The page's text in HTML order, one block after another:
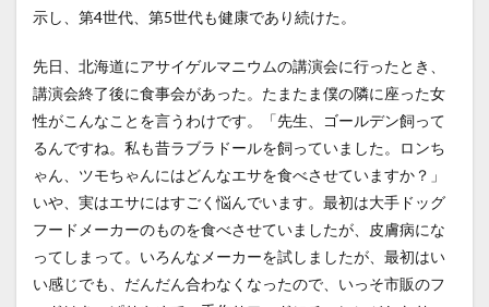
示し、第4世代、第5世代も健康であり続けた。
先日、北海道にアサイゲルマニウムの講演会に行ったとき、
講演会終了後に食事会があった。たまたま僕の隣に座った女
性がこんなことを言うわけです。「先生、ゴールデン飼って
るんですね。私も昔ラブラドールを飼っていました。ロンち
ゃん、ツモちゃんにはどんなエサを食べさせていますか？」
いや、実はエサにはすごく悩んでいます。最初は大手ドッグ
フードメーカーのものを食べさせていましたが、皮膚病にな
ってしまって。いろんなメーカーを試しましたが、最初はい
い感じでも、だんだん合わなくなったので、いっそ市販のフ